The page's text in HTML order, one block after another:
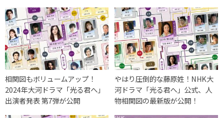
相関図もボリュームアップ！
2024年大河ドラマ「光る君へ」
出演者発表 第7弾が公開
やはり圧倒的な藤原姓！NHK大
河ドラマ「光る君へ」公式、人
物相関図の最新版が公開！